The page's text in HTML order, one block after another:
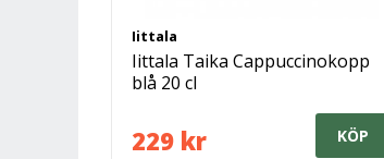
Iittala
Iittala Taika Cappuccinokopp
blå 20 cl
229 kr KÖP